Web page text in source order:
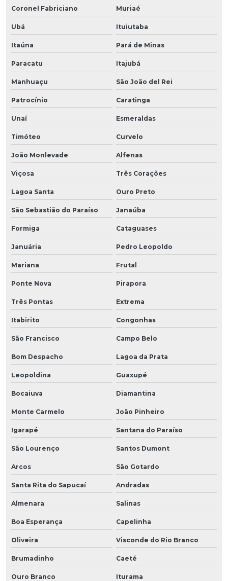
Coronel Fabriciano Muriaé
Ubá Ituiutaba
Itaúna Pará de Minas
Paracatu Itajubá
Manhuaçu São João del Rei
Patrocínio Caratinga
Unaí Esmeraldas
Timóteo Curvelo
João Monlevade Alfenas
Viçosa Três Corações
Lagoa Santa Ouro Preto
São Sebastião do Paraíso Janaúba
Formiga Cataguases
Januária Pedro Leopoldo
Mariana Frutal
Ponte Nova Pirapora
Três Pontas Extrema
Itabirito Congonhas
São Francisco Campo Belo
Bom Despacho Lagoa da Prata
Leopoldina Guaxupé
Bocaiuva Diamantina
Monte Carmelo João Pinheiro
Igarapé Santana do Paraíso
São Lourenço Santos Dumont
Arcos São Gotardo
Santa Rita do Sapucaí Andradas
Almenara Salinas
Boa Esperança Capelinha
Oliveira Visconde do Rio Branco
Brumadinho Caeté
Ouro Branco Iturama